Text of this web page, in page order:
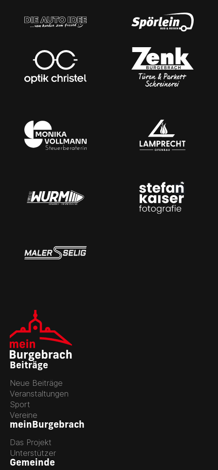
Beiträge
Neue Beiträge
Veranstaltungen
Sport
Vereine
meinBurgebrach
Das Projekt
Unterstützer
Gemeinde